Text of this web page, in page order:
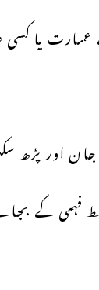
یا
اور پڑھ
کے